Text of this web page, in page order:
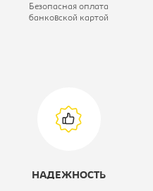
сонома/белый
двухспальная
Безопасная оплата
банковской картой
НАДЕЖНОСТЬ